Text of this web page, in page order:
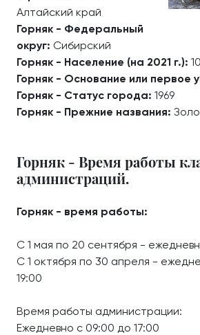
Алтайский край
Горняк - Федеральный
округ: Сибирский
Горняк - Население (на 2021 г.):
Горняк - Основание или первое
Горняк - Статус города: 1969
Горняк - Прежние названия:
Горняк - Время работы
администраций.
Горняк - время работы:
С 1 мая по 20 сентября -
С 1 октября по 30 апреля -
19:00
Время работы администрации:
Ежедневно с 09:00 до 17:00